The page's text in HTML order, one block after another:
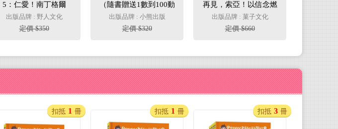
5：仁愛！南丁格爾
【奉獻一生的戰地護理
天使】
出版品牌 : 野人文化
定價 $350
（隨書贈送1數到100動
物滿載書衣海報）
出版品牌 : 小熊出版
定價 $320
再見，索亞！以信念燃
亮夢想的旅程》(真實故
事改編，隨書附贈手繪
海報)
出版品牌 : 菓子文化
定價 $660
扣抵 1 冊 扣抵 1 冊 扣抵 3 冊